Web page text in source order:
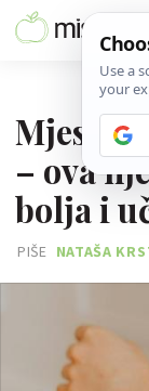
Mjesto
– ova
bolja i
PIŠE NATAŠA